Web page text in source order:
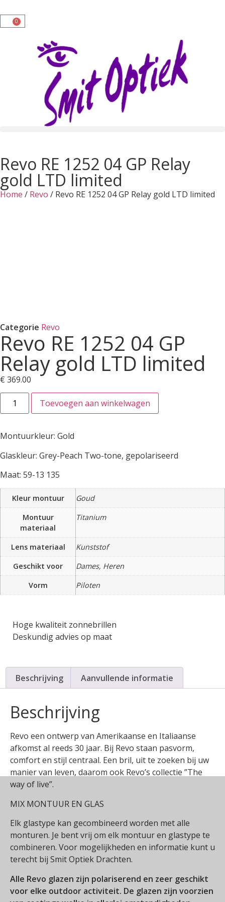
0
Revo RE 1252 04 GP Relay
gold LTD limited
Home / Revo / Revo RE 1252 04 GP Relay gold LTD limited
Categorie Revo
Revo RE 1252 04 GP
Relay gold LTD limited
€ 369.00
Toevoegen aan winkelwagen
Montuurkleur: Gold
Glaskleur: Grey-Peach Two-tone, gepolariseerd
Maat: 59-13 135
Kleur montuur
Goud
Montuur
materiaal
Titanium
Lens materiaal
Kunststof
Geschikt voor
Dames, Heren
Vorm
Piloten
Hoge kwaliteit zonnebrillen
Deskundig advies op maat
Beschrijving Aanvullende informatie
Beschrijving
Revo een ontwerp van Amerikaanse en Italiaanse
afkomst al reeds 30 jaar. Bij Revo staan pasvorm,
comfort en stijl centraal. Een bril, uit te zoeken bij uw
manier van leven, daarom ook Revo’s collectie ”The
way of live”.
MIX MONTUUR EN GLAS
Elk glastype kan gecombineerd worden met alle
monturen. Je bent vrij om elk montuur en glastype te
combineren. Voor mogelijkheden en informatie kunt u
terecht bij Smit Optiek Drachten.
Alle Revo glazen zijn polariserend en zeer geschikt
voor elke outdoor activiteit. De glazen zijn voorzien